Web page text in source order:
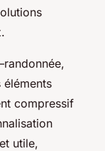
compressif
utile,